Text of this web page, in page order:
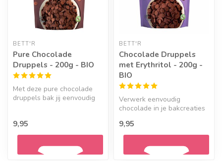
BETT'R
Pure Chocolade
Druppels - 200g - BIO
Met deze pure chocolade
druppels bak jij eenvoudig
9,95
BETT'R
Chocolade Druppels
met Erythritol - 200g -
BIO
Verwerk eenvoudig
chocolade in je bakcreaties
Bett'r. Gema...
9,95